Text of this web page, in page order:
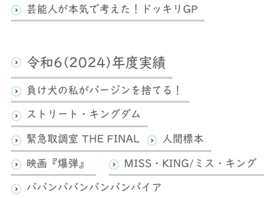
芸能人が本気で考えた！ドッキリGP
令和6(2024)年度実績
負け犬の私がバージンを捨てる！
ストリート・キングダム
緊急取調室 THE FINAL 人間標本
映画『爆弾』 MISS・KING/ミス・キング
ババンババンバンバンパイア